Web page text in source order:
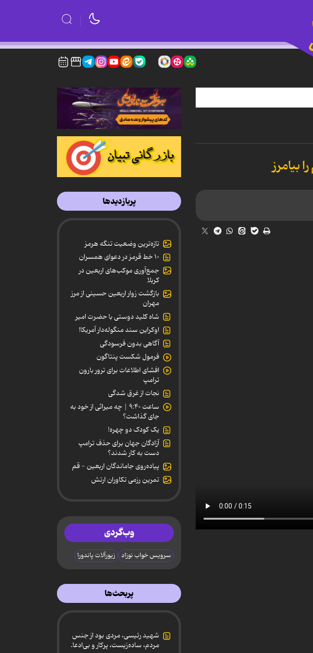
بیامرز
پربازدیدها
تازه‌ترین وضعیت تنگه هرمز
۱۰ خط قرمز در دعوای همسران
جمع‌آوری موکب‌های اربعین در
کربلا
بازگشت زوار اربعین حسینی از مرز
مهران
شاه کلید دوستی با حضرت امیر
اوکراین سند منگوله‌دار آمریکا!
آگاهی بدون فرسودگی
فرمول شکست پنتاگون
افشای اطلاعات برای ترور بارون
ترامپ
نجات از غرق شدگی
ساعت ۹:۴۰ | چه میراثی از خود به
جای گذاشت؟
یک کودک دو چهره!
آزادگان جهان برای حذف ترامپ
دست به کار شدند؟
پیاده‌روی جاماندگان اربعین - قم
تمرین رزمی تکاوران ارتش
وب‌گردی
سرویس خواب نوزاد زیورآلات پاندورا
پربحث‌ها
شهید رئیسی، مردی بود از جنس
مردم، ساده‌زیست، پرکار و بی‌ادعا.